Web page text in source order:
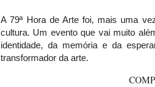
A 79ª Hora de Arte foi, mais uma
cultura. Um evento que vai muito
identidade, da memória e da
transformador da arte.